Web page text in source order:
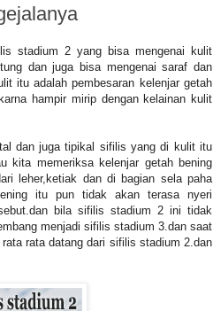
stadium 2 yang bisa mengenai kulit
dan juga bisa mengenai saraf dan
itu adalah pembesaran kelenjar getah
hampir mirip dengan kelainan kulit
dan juga tipikal sifilis yang di kulit itu
kita memeriksa kelenjar getah bening
leher,ketiak dan di bagian sela paha
itu pun tidak akan terasa nyeri
bila sifilis stadium 2 ini tidak
menjadi sifilis stadium 3.dan saat
rata datang dari sifilis stadium 2.dan